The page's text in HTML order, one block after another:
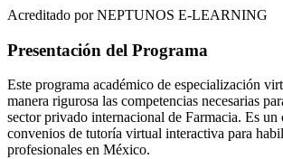
Acreditado por NEPTUNOS E-LEARNING
Presentación del Programa
Este programa académico de especialización
manera rigurosa las competencias necesarias
sector privado internacional de Farmacia. Es un
convenios de tutoría virtual interactiva para
profesionales en México.